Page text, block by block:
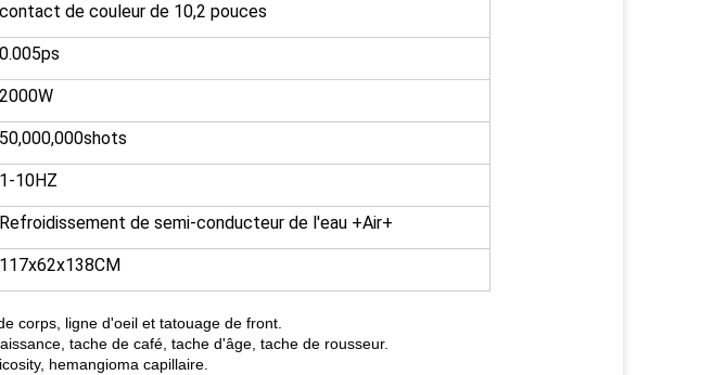
contact de couleur de 10,2 pouces
0.005ps
2000W
50,000,000shots
1-10HZ
Refroidissement de semi-conducteur de l'eau +Air+
117x62x138CM
corps, ligne d'oeil et tatouage de front.
tache de café, tache d'âge, tache de rousseur.
hemangioma capillaire.